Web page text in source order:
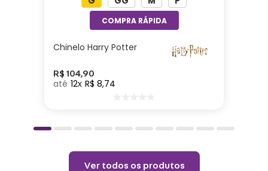
Especificações:
Altura: 15cm| Comprimento: 42cm| Largura:
48cm| Enchimento: Fibra| Tecido: Poliéster
Cuidados e recomendações de uso:
(sem vapor).
Permitido uso de centrifuga e máquina
Chinelo Harry Potter
R$ 104,90
12 R$ 8,74
Ver todos os produtos